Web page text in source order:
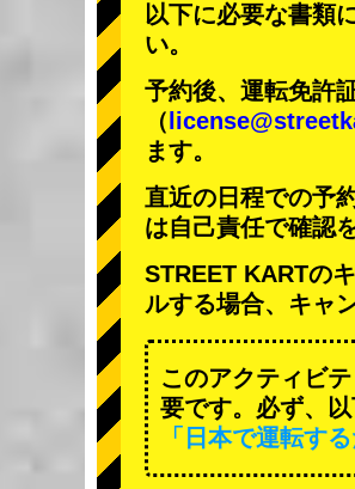
以下に必要な書類
い。
予約後、運転免許
（
ます。
直近の日程での予
は自己責任で確認
STREET KARTの
ルする場合、キャ
このアクティビ
要です。必ず、
「日本で運転す